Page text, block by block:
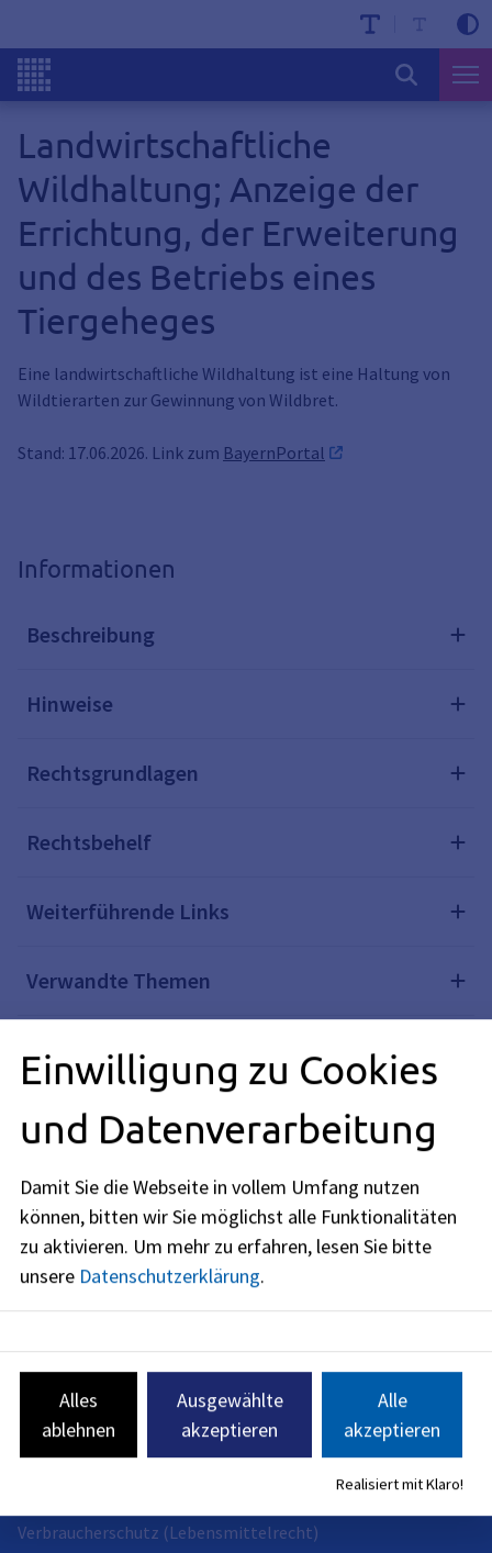
Landwirtschaftliche
Wildhaltung; Anzeige der
Errichtung, der Erweiterung
und des Betriebs eines
Tiergeheges
Eine landwirtschaftliche Wildhaltung ist eine Haltung von
Wildtierarten zur Gewinnung von Wildbret.
Stand: 17.06.2026. Link zum BayernPortal
Informationen
Beschreibung
Hinweise
Rechtsgrundlagen
Rechtsbehelf
Weiterführende Links
Verwandte Themen
Redaktionell verantwortlich: Bayerisches Staatsministerium
für Umwelt und Verbraucherschutz (siehe
Amt für Veterinärwesen und gesundheitlichen
Verbraucherschutz
Amtsleitung: Dr. Nikola-Simone Franz-Haas
Gebbertstraße 1, 91052 Erlangen.
Terminabsprache telefonisch: + (49) 09131 / 86 - 1725.
Lebensmittelhygiene
Lebensmittelkontrolle
Tierarzneimittel
Verbraucherschutz (Lebensmittelrecht)
Einwilligung zu Cookies
und Datenverarbeitung
Damit Sie die Webseite in vollem Umfang nutzen
können, bitten wir Sie möglichst alle Funktionalitäten
zu aktivieren. Um mehr zu erfahren, lesen Sie bitte
unsere Datenschutzerklärung.
Alles
ablehnen
Ausgewählte
akzeptieren
Alle
akzeptieren
Realisiert mit Klaro!